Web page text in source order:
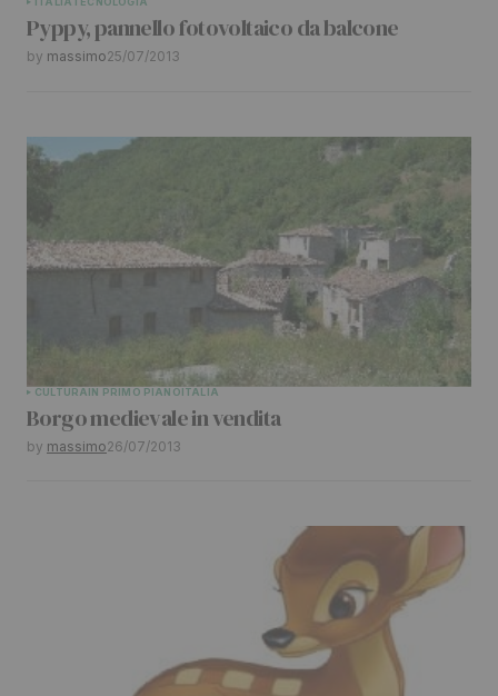
Pyppy, pannello fotovoltaico da balcone
by massimo25/07/2013
CULTURAIN PRIMO PIANOITALIA
Borgo medievale in vendita
by massimo26/07/2013